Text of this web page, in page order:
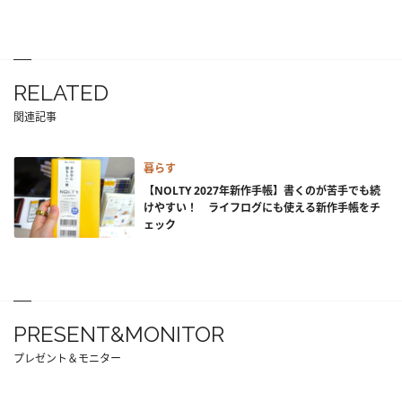
RELATED
関連記事
暮らす
【NOLTY 2027年新作手帳】書くのが苦手でも続
けやすい！ ライフログにも使える新作手帳をチ
ェック
PRESENT&MONITOR
プレゼント＆モニター